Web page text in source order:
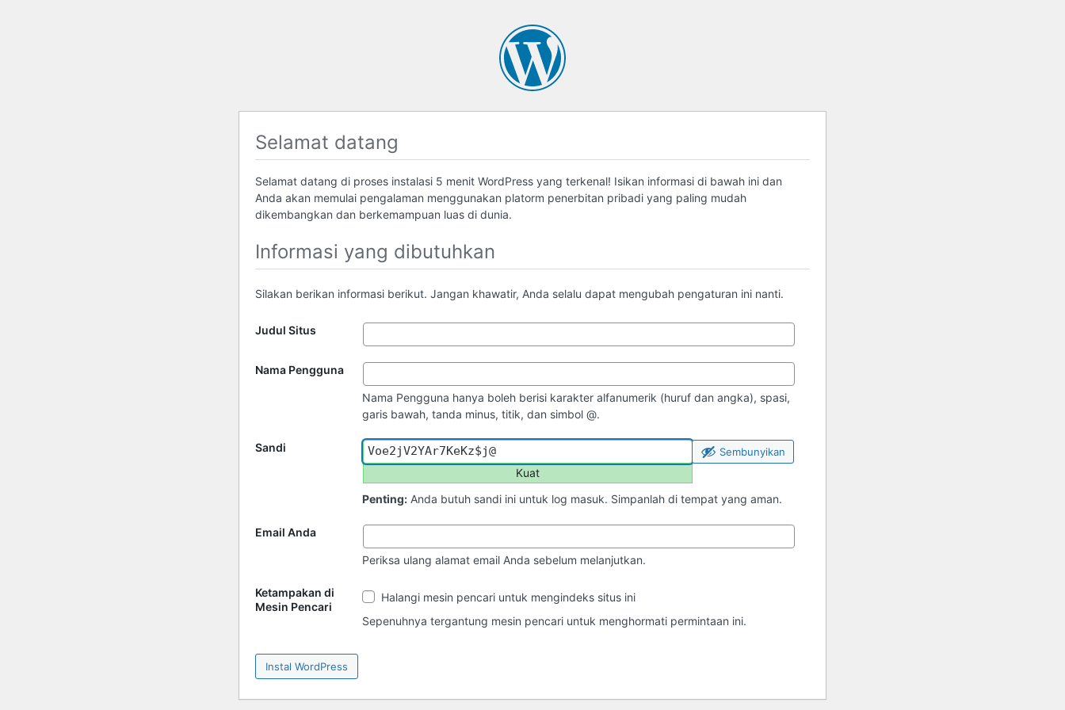
Selamat datang
Selamat datang di proses instalasi 5 menit WordPress yang terkenal! Isikan informasi di bawah ini dan
Anda akan memulai pengalaman menggunakan platorm penerbitan pribadi yang paling mudah
dikembangkan dan berkemampuan luas di dunia.
Informasi yang dibutuhkan
Silakan berikan informasi berikut. Jangan khawatir, Anda selalu dapat mengubah pengaturan ini nanti.
Judul Situs
Nama Pengguna
Nama Pengguna hanya boleh berisi karakter alfanumerik (huruf dan angka), spasi,
garis bawah, tanda minus, titik, dan simbol @.
Sandi
Kuat
Sembunyikan
Penting: Anda butuh sandi ini untuk log masuk. Simpanlah di tempat yang aman.
Email Anda
Periksa ulang alamat email Anda sebelum melanjutkan.
Ketampakan di
Mesin Pencari
Ketampakan
di
Mesin
Halangi mesin pencari untuk mengindeks situs ini
Sepenuhnya tergantung mesin pencari untuk menghormati permintaan ini.